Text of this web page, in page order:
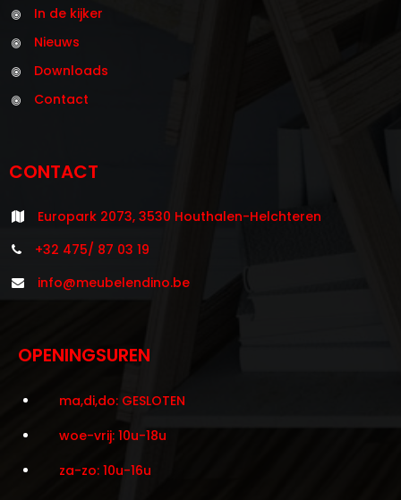
In de kijker
Nieuws
Downloads
Contact
CONTACT
Europark 2073, 3530 Houthalen-Helchteren
+32 475/ 87 03 19
info@meubelendino.be
OPENINGSUREN
ma,di,do: GESLOTEN
woe-vrij: 10u-18u
za-zo: 10u-16u